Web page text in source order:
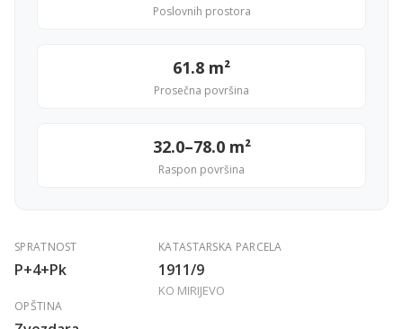
Poslovnih prostora
61.8 m²
Prosečna površina
32.0–78.0 m²
Raspon površina
SPRATNOST
P+4+Pk
KATASTARSKA PARCELA
1911/9
KO MIRIJEVO
OPŠTINA